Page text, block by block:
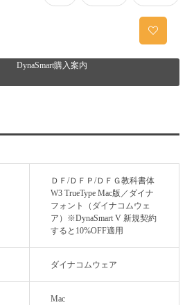
DynaSmart購入案内
ＤＦ/ＤＦＰ/ＤＦＧ教科書体
W3 TrueType Mac版／ダイナ
フォント（ダイナコムウェ
ア）※DynaSmart V 新規契約
すると10%OFF適用
ダイナコムウェア
Mac